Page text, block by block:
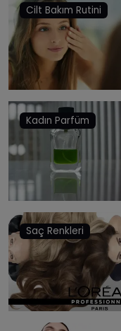
Cilt Bakım Rutini
Kadın Parfüm
Saç Renkleri